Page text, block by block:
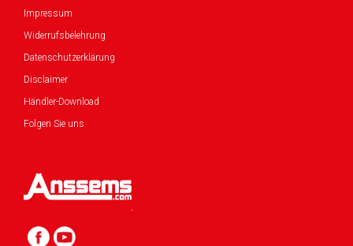
Impressum
Widerrufsbelehrung
Datenschutzerklärung
Disclaimer
Händler-Download
Folgen Sie uns